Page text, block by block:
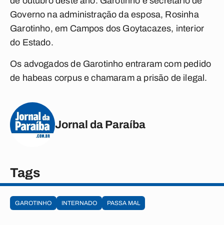
Governo na administração da esposa, Rosinha
Garotinho, em Campos dos Goytacazes, interior
do Estado.
Os advogados de Garotinho entraram com pedido
de habeas corpus e chamaram a prisão de ilegal.
Jornal da Paraíba
Tags
GAROTINHO INTERNADO PASSA MAL